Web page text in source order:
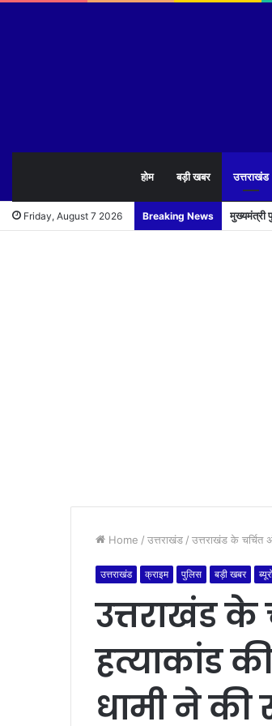
होम बड़ी खबर उत्तराखंड
Friday, August 7 2026 Breaking News मुख्यमंत्री
Home / उत्तराखंड / उत्तराखंड के चर्चित
उत्तराखंड क्राइम पुलिस बड़ी खबर
उत्तराखंड के
हत्याकांड
धामी ने की